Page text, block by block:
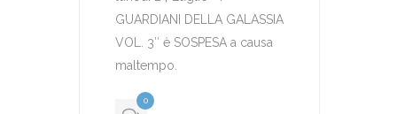
GUARDIANI DELLA GALASSIA
VOL. 3″ è SOSPESA a causa
maltempo.
0